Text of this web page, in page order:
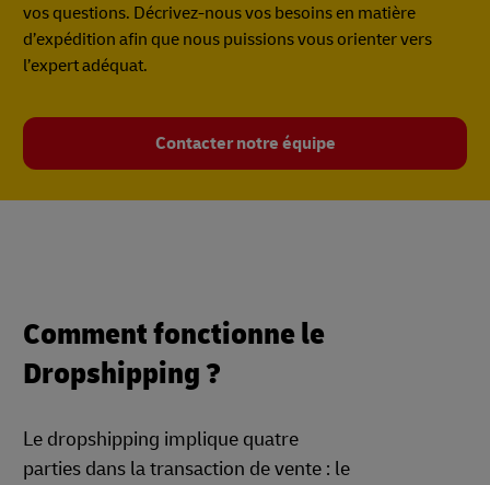
vos questions. Décrivez-nous vos besoins en matière
d’expédition afin que nous puissions vous orienter vers
l’expert adéquat.
Contacter notre équipe
Comment fonctionne le
Dropshipping ?
Le dropshipping implique quatre
parties dans la transaction de vente : le